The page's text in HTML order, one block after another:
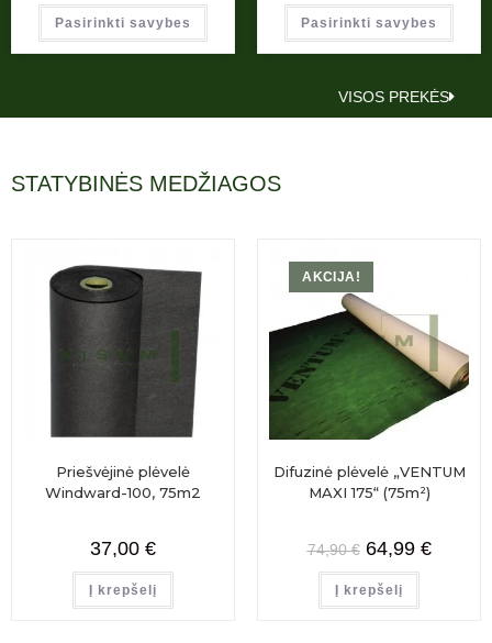
Pasirinkti savybes Pasirinkti savybes
VISOS PREKĖS
STATYBINĖS MEDŽIAGOS
Priešvėjinė plėvelė
Windward-100, 75m2
37,00 €
Į krepšelį
AKCIJA!
Difuzinė plėvelė „VENTUM
MAXI 175“ (75m²)
74,90€ 64,99 €
Į krepšelį